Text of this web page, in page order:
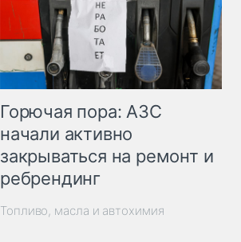
Горючая пора: АЗС
начали активно
закрываться на ремонт и
ребрендинг
Топливо, масла и автохимия